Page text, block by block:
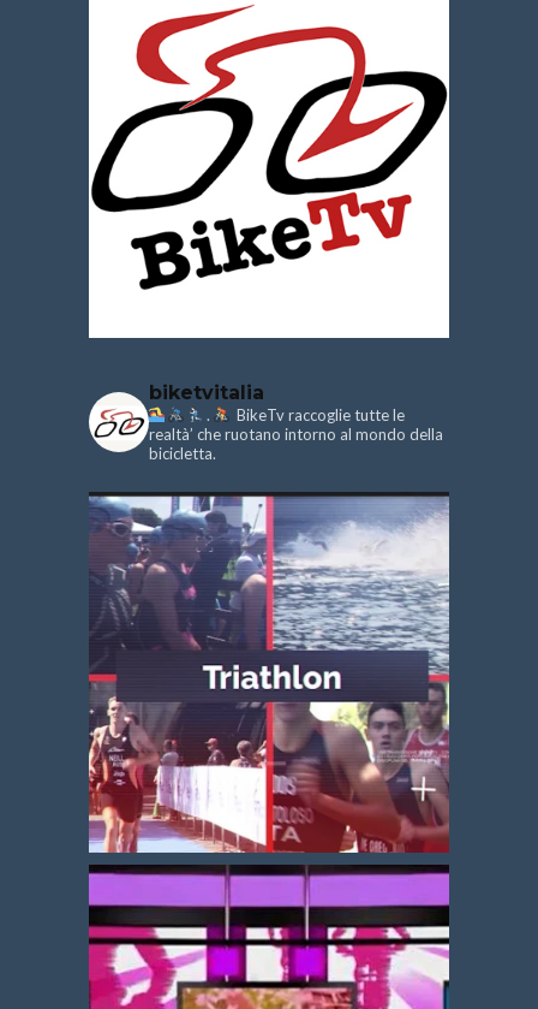
biketvitalia
.
BikeTv raccoglie tutte le
realtà’ che ruotano intorno al mondo della
bicicletta.